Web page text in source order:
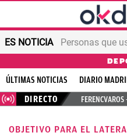
ES NOTICIA Personas que
ÚLTIMAS NOTICIAS DIARIO
DIRECTO
OBJETIVO PARA EL